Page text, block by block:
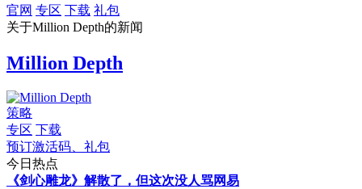
官网 专区 下载 礼包
关于Million Depth的新闻
Million Depth
策略
专区 下载
预订激活码、礼包
今日热点
《剑心雕龙》解散了，但这次没人骂网易